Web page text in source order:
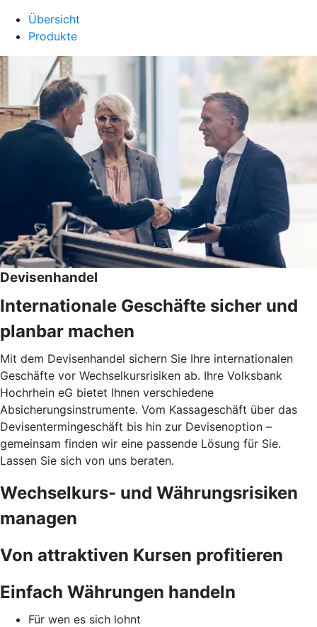
Übersicht
Produkte
Devisenhandel
Internationale Geschäfte sicher und
planbar machen
Mit dem Devisenhandel sichern Sie Ihre internationalen
Geschäfte vor Wechselkursrisiken ab. Ihre Volksbank
Hochrhein eG bietet Ihnen verschiedene
Absicherungsinstrumente. Vom Kassageschäft über das
Devisentermingeschäft bis hin zur Devisenoption –
gemeinsam finden wir eine passende Lösung für Sie.
Lassen Sie sich von uns beraten.
Wechselkurs- und Währungsrisiken
managen
Von attraktiven Kursen profitieren
Einfach Währungen handeln
Für wen es sich lohnt